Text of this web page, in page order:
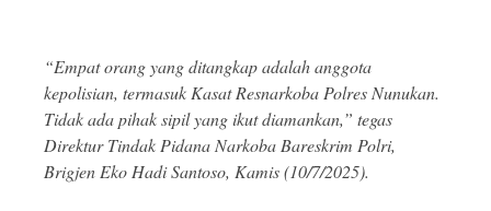
“Empat orang yang ditangkap adalah anggota
kepolisian, termasuk Kasat Resnarkoba Polres Nunukan.
Tidak ada pihak sipil yang ikut diamankan,” tegas
Direktur Tindak Pidana Narkoba Bareskrim Polri,
Brigjen Eko Hadi Santoso, Kamis (10/7/2025).